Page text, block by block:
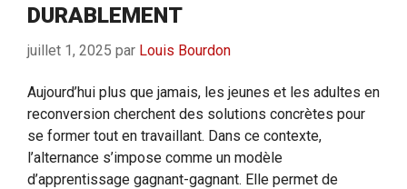
DURABLEMENT
juillet 1, 2025 par Louis Bourdon
Aujourd’hui plus que jamais, les jeunes et les adultes en
reconversion cherchent des solutions concrètes pour
se former tout en travaillant. Dans ce contexte,
l’alternance s’impose comme un modèle
d’apprentissage gagnant-gagnant. Elle permet de